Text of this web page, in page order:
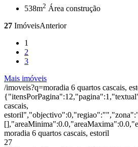
538m2 Área construção
27 ImóveisAnterior
1
2
3
Mais imóveis
/imoveis?q=moradia 6 quartos cascais,
cascais,
moradia 6 quartos cascais, estoril
27